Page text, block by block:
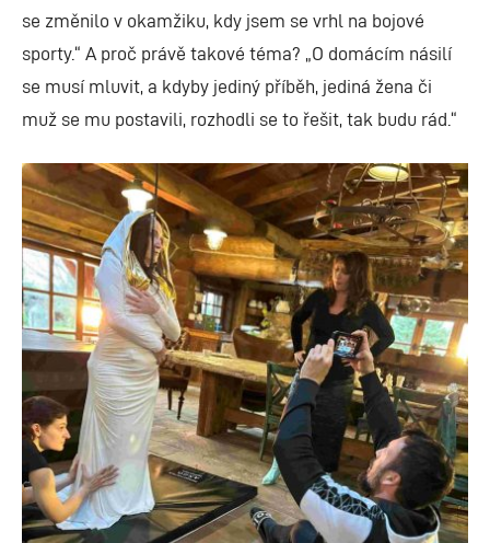
se změnilo v okamžiku, kdy jsem se vrhl na bojové
sporty.“ A proč právě takové téma? „O domácím násilí
se musí mluvit, a kdyby jediný příběh, jediná žena či
muž se mu postavili, rozhodli se to řešit, tak budu rád.“